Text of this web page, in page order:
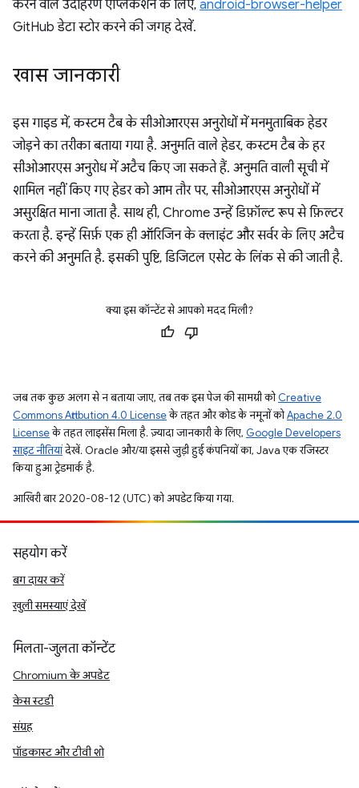
करने वाले उदाहरण ऐप्लिकेशन के लिए, android-browser-helper
GitHub डेटा स्टोर करने की जगह देखें.
खास जानकारी
इस गाइड में, कस्टम टैब के सीओआरएस अनुरोधों में मनमुताबिक हेडर
जोड़ने का तरीका बताया गया है. अनुमति वाले हेडर, कस्टम टैब के हर
सीओआरएस अनुरोध में अटैच किए जा सकते हैं. अनुमति वाली सूची में
शामिल नहीं किए गए हेडर को आम तौर पर, सीओआरएस अनुरोधों में
असुरक्षित माना जाता है. साथ ही, Chrome उन्हें डिफ़ॉल्ट रूप से फ़िल्टर
करता है. इन्हें सिर्फ़ एक ही ऑरिजिन के क्लाइंट और सर्वर के लिए अटैच
करने की अनुमति है. इसकी पुष्टि, डिजिटल एसेट के लिंक से की जाती है.
क्या इस कॉन्टेंट से आपको मदद मिली?
जब तक कुछ अलग से न बताया जाए, तब तक इस पेज की सामग्री कोCreative
Commons Attribution 4.0 Licenseके तहत और कोड के नमूनों कोApache 2.0
Licenseके तहत लाइसेंस मिला है. ज़्यादा जानकारी के लिए, Google Developers
साइट नीतियांदेखें. Oracle और/या इससे जुड़ी हुई कंपनियों का, Java एक रजिस्टर
किया हुआ ट्रेडमार्क है.
आखिरी बार 2020-08-12 (UTC) को अपडेट किया गया.
सहयोग करें
बग दायर करें
खुली समस्याएं देखें
मिलता-जुलता कॉन्टेंट
Chromium के अपडेट
केस स्टडी
संग्रह
पॉडकास्ट और टीवी शो